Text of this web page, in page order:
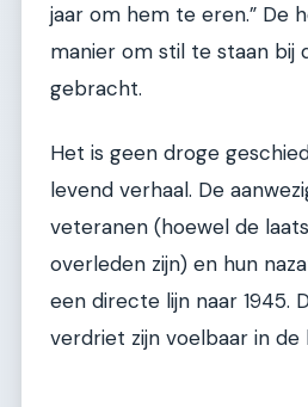
jaar om hem te eren.” De
manier om stil te staan bij
gebracht.
Het is geen droge
levend verhaal. De
veteranen (hoewel de
overleden zijn) en hun
een directe lijn naar 1945.
verdriet zijn voelbaar in de